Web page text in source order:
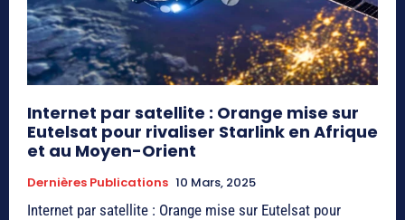
Internet par satellite : Orange mise sur
Eutelsat pour rivaliser Starlink en Afrique
et au Moyen-Orient
Dernières Publications 10 Mars, 2025
Internet par satellite : Orange mise sur Eutelsat pour